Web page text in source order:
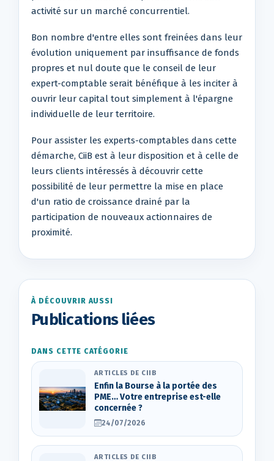
activité sur un marché concurrentiel.
Bon nombre d'entre elles sont freinées dans leur
évolution uniquement par insuffisance de fonds
propres et nul doute que le conseil de leur
expert-comptable serait bénéfique à les inciter à
ouvrir leur capital tout simplement à l'épargne
individuelle de leur territoire.
Pour assister les experts-comptables dans cette
démarche, CiiB est à leur disposition et à celle de
leurs clients intéressés à découvrir cette
possibilité de leur permettre la mise en place
d'un ratio de croissance drainé par la
participation de nouveaux actionnaires de
proximité.
À DÉCOUVRIR AUSSI
Publications liées
DANS CETTE CATÉGORIE
ARTICLES DE CIIB
Enfin la Bourse à la portée des
PME… Votre entreprise est-elle
concernée ?
24/07/2026
ARTICLES DE CIIB